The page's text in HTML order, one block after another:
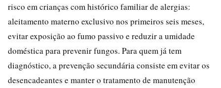
risco em crianças com histórico familiar de alergias:
aleitamento materno exclusivo nos primeiros seis meses,
evitar exposição ao fumo passivo e reduzir a umidade
doméstica para prevenir fungos. Para quem já tem
diagnóstico, a prevenção secundária consiste em evitar os
desencadeantes e manter o tratamento de manutenção